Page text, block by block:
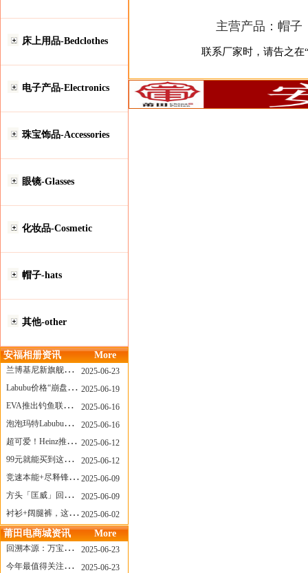
床上用品-Bedclothes
电子产品-Electronics
珠宝饰品-Accessories
眼镜-Glasses
化妆品-Cosmetic
帽子-hats
其他-other
安福相册资讯 More
兰博基尼新旗舰曝光？这台顶级超跑或将在8月登场
2025-06-23
Labubu价格“崩盘”？618当日泡泡玛特预售补货量超200W！
2025-06-19
EVA推出钓鱼联名套装，初号机也能当“假饵”？
2025-06-16
泡泡玛特Labubu新品发售上演“拳王争霸”......
2025-06-16
超可爱！Heinz推出星之卡比合作款番茄酱！
2025-06-12
99元就能买到这样颜值的太阳镜？优衣库夏季墨镜系列
2025-06-12
竞速本能+尽释锋芒——罗杰杜彼Roger+Dubuis王者竞速系列飞返计时码表燃擎赛道
2025-06-09
方头「匡威」回归！日系简约里的小心思
2025-06-09
衬衫+阔腿裤，这样穿美出新高度！
2025-06-02
莆田电商城资讯 More
回溯本源：万宝龙推出明星系列都市灰腕表新作
2025-06-23
今年最值得关注的AF1！KOBE x AF1 明日发售
2025-06-23
主营产品： 帽子
联系厂家时，请告之在